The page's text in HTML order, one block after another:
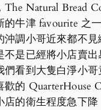
The Natural Bread
的牛津 favourite 之
沖調小哥近來都不
不是已經將小店賣出
們看到大隻白淨小
歡的 QuarterHouse
店的衛生程度急下